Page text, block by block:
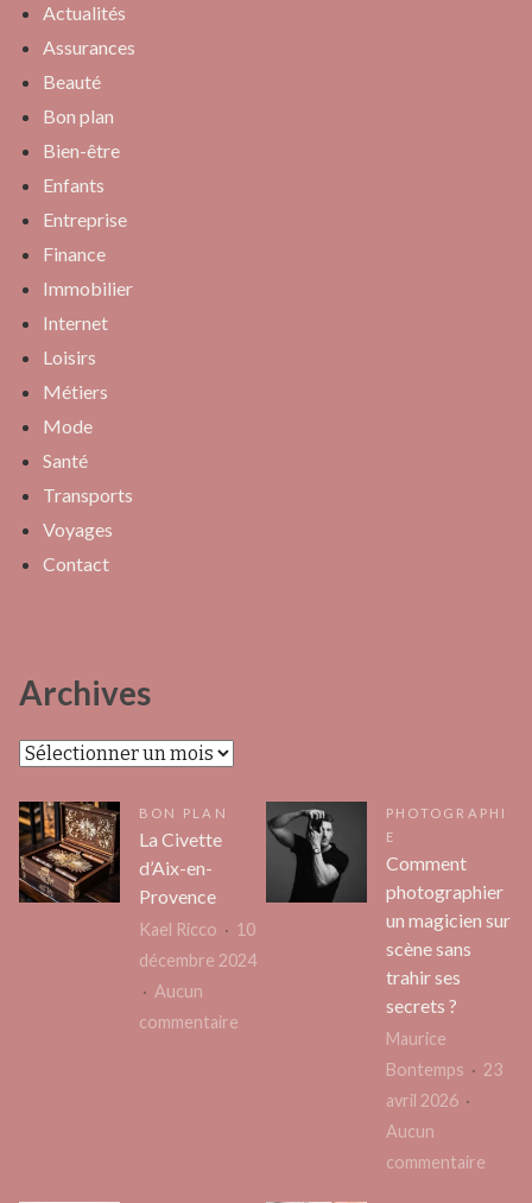
Actualités
Assurances
Beauté
Bon plan
Bien-être
Enfants
Entreprise
Finance
Immobilier
Internet
Loisirs
Métiers
Mode
Santé
Transports
Voyages
Contact
Archives
Archives
BON PLAN
La Civette
d’Aix-en-
Provence
Kael Ricco
10
décembre 2024
Aucun
commentaire
PHOTOGRAPHI
E
Comment
photographier
un magicien sur
scène sans
trahir ses
secrets ?
Maurice
Bontemps
23
avril 2026
Aucun
commentaire